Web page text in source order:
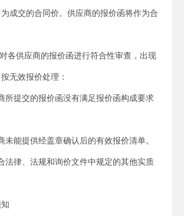
成交的合同价。供应商的报价函将作为合
各供应商的报价函进行符合性审查，出现
无效报价处理：
所提交的报价函没有满足报价函构成要求
未能提供经盖章确认后的有效报价清单。
法律、法规和询价文件中规定的其他实质